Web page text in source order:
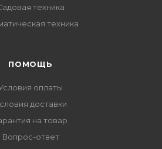
техника
техника
ПОМОЩЬ
оплаты
доставки
на товар
Вопрос-ответ